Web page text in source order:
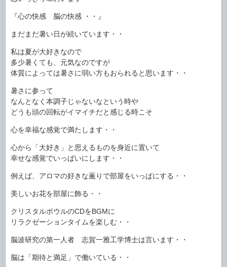
『心の快感 脳の快感 ・・』
まだまだ暑い日が続いています・・
私は夏が大好きなので
多少暑くても、元気なのですが
体質によっては暑さに弱い方もおられると思います・・
暑さに参って
なんとなく本調子じゃないなという時や
どうも頭の回転がイマイチだと感じる時こそ
心を幸福な感覚で満たします・・
心から「大好き」と思えるものを身近に置いて
幸せな感覚でいっぱいにします・・
例えば、アロマの好きな薫りで部屋をいっぱにする・・
美しいお花を部屋に飾る・・
クリスタルボウルのCDをBGMに
リラクゼーションタイムを楽しむ・・
脳波研究の第一人者 志賀一雅工学博士は言います・・
脳は「期待と満足」で働いている・・